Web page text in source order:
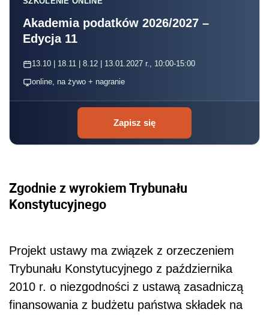
Akademia podatków 2026/2027 –
Edycja 11
13.10 | 18.11 | 8.12 | 13.01.2027 r., 10:00-15:00
online, na żywo + nagranie
Zapisz się
Zgodnie z wyrokiem Trybunału
Konstytucyjnego
Projekt ustawy ma związek z orzeczeniem
Trybunału Konstytucyjnego z października
2010 r. o niezgodności z ustawą zasadniczą
finansowania z budżetu państwa składek na